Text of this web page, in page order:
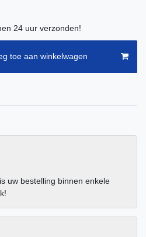
24 uur verzonden!
toe aan winkelwagen
uw bestelling binnen enkele